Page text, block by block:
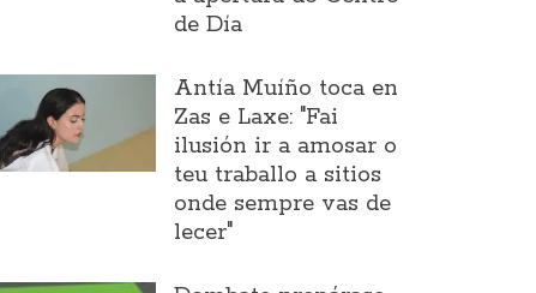
de Día
Antía Muíño toca en
Zas e Laxe: "Fai
ilusión ir a amosar o
teu traballo a sitios
onde sempre vas de
lecer"